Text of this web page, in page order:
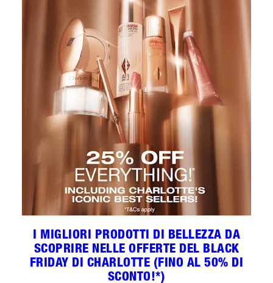
I MIGLIORI PRODOTTI DI BELLEZZA DA
SCOPRIRE NELLE OFFERTE DEL BLACK
FRIDAY DI CHARLOTTE (FINO AL 50% DI
SCONTO!*)